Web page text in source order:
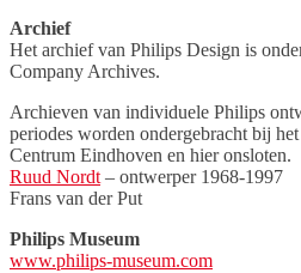
Archief
Het archief van Philips Design is
Company Archives.
Archieven van individuele Philips
periodes worden ondergebracht bij
Centrum Eindhoven en hier onsloten.
Ruud Nordt – ontwerper 1968-1997
Frans van der Put
Philips Museum
www.philips-museum.com